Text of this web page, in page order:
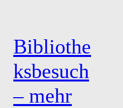
Bibliothe
ksbesuch
– mehr